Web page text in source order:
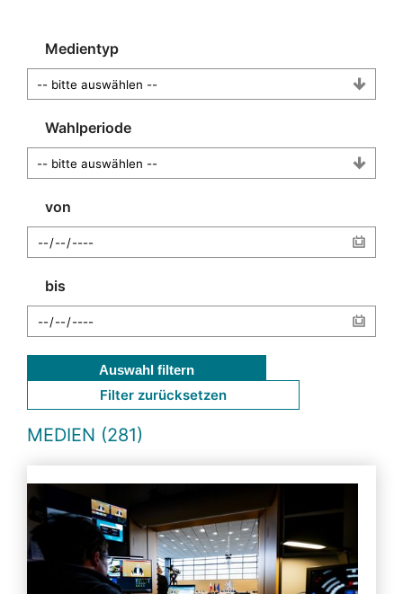
Medientyp
Wahlperiode
von
bis
Auswahl filtern
Filter zurücksetzen
MEDIEN (281)